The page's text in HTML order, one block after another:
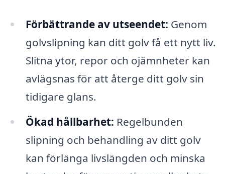
Förbättrande av utseendet: Genom
golvslipning kan ditt golv få ett nytt liv.
Slitna ytor, repor och ojämnheter kan
avlägsnas för att återge ditt golv sin
tidigare glans.
Ökad hållbarhet: Regelbunden
slipning och behandling av ditt golv
kan förlänga livslängden och minska